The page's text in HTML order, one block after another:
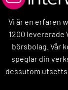
Vi är en erfaren
1200 levererade
börsbolag. Vår
speglar din
dessutom utsetts